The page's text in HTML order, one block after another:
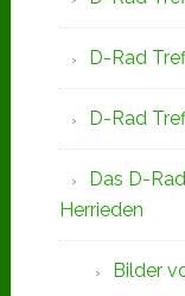
D-Rad
D-Rad
Das D-
Herrieden
Bilder